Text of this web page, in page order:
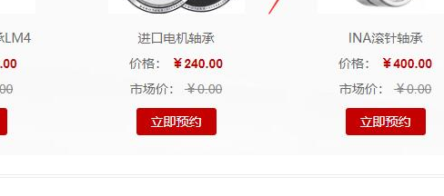
WORDPRESS教程
兼职赚钱
站长资源软件下载
散文随笔